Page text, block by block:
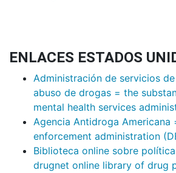
ENLACES ESTADOS
Administración de servicios
abuso de drogas = the
mental health services
Agencia Antidroga Americana
enforcement administration
Biblioteca online sobre
drugnet online library of drug